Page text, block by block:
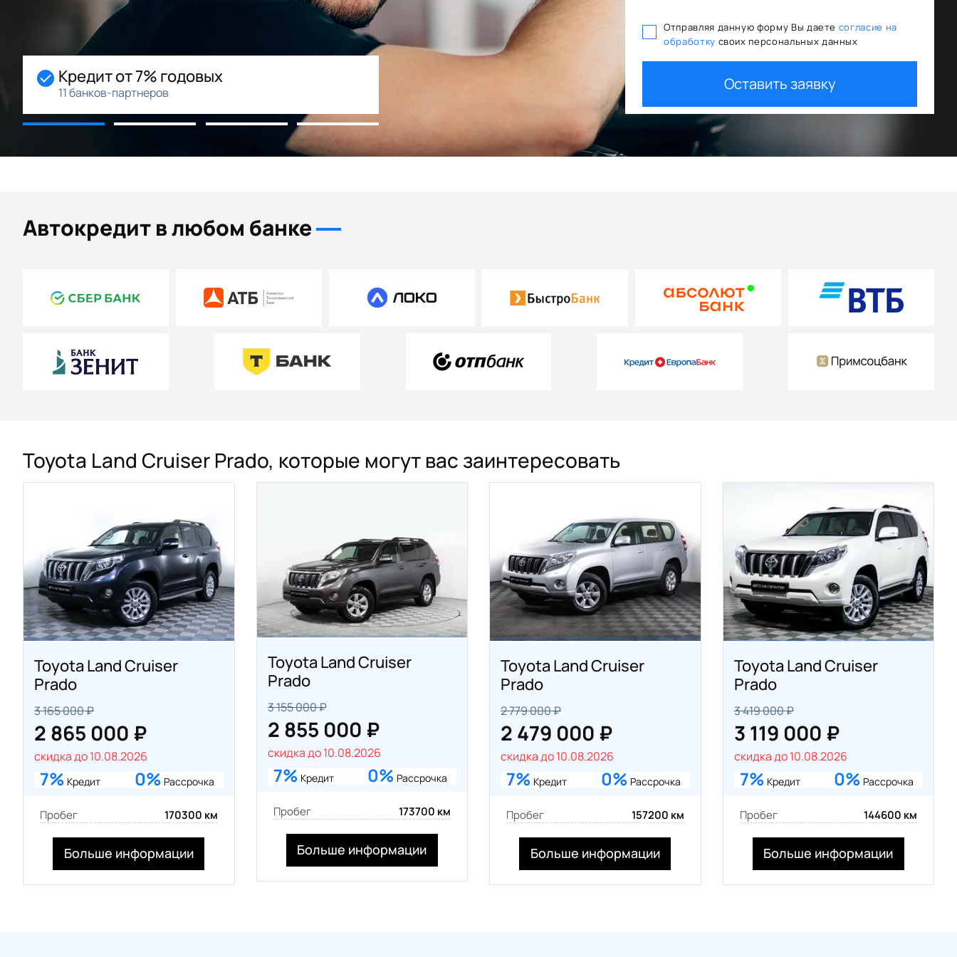
Начальный взнос 0%
Возможность рассрочки
Госпрограммы льготного кредитования Trade In как первый взнос
+ дополнительная скидка
Отправляя данную форму Вы даете согласие на
обработку своих персональных данных
Оставить заявку
Автокредит в любом банке
Toyota Land Cruiser Prado, которые могут вас заинтересовать
Toyota Land Cruiser
Prado
3 165 000 ₽
2 865 000 ₽
скидка до 10.08.2026
7% Кредит 0% Рассрочка
Пробег 170300 км
Больше информации
Toyota Land Cruiser
Prado
3 155 000 ₽
2 855 000 ₽
скидка до 10.08.2026
7% Кредит 0% Рассрочка
Пробег 173700 км
Больше информации
Toyota Land Cruiser
Prado
2 779 000 ₽
2 479 000 ₽
скидка до 10.08.2026
7% Кредит 0% Рассрочка
Пробег 157200 км
Больше информации
Toyota Land Cruiser
Prado
3 419 000 ₽
3 119 000 ₽
скидка до 10.08.2026
7% Кредит 0% Рассрочка
Пробег 144600 км
Больше информации